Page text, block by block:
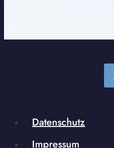
Datenschutz
Impressum